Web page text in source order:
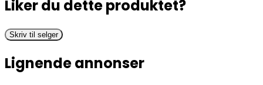
Liker du dette produktet?
Skriv til selger
Lignende annonser